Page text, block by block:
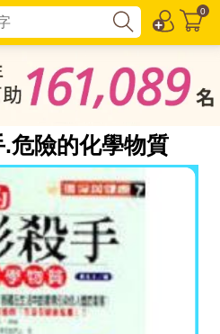
0
危險的化學物質